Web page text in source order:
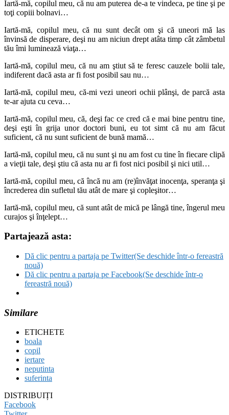
Iartă-mă, copilul meu, că nu am puterea de-a te vindeca, pe tine şi pe
toţi copiii bolnavi…
Iartă-mă, copilul meu, că nu sunt decât om şi că uneori mă las
învinsă de disperare, deşi nu am niciun drept atâta timp cât zâmbetul
tău îmi luminează viaţa…
Iartă-mă, copilul meu, că nu am ştiut să te feresc cauzele bolii tale,
indiferent dacă asta ar fi fost posibil sau nu…
Iartă-mă, copilul meu, că-mi vezi uneori ochii plânşi, de parcă asta
te-ar ajuta cu ceva…
Iartă-mă, copilul meu, că, deşi fac ce cred că e mai bine pentru tine,
deşi eşti în grija unor doctori buni, eu tot simt că nu am făcut
suficient, că nu sunt suficient de bună mamă…
Iartă-mă, copilul meu, că nu sunt şi nu am fost cu tine în fiecare clipă
a vieţii tale, deşi ştiu că asta nu ar fi fost nici posibil şi nici util…
Iartă-mă, copilul meu, că încă nu am (re)învăţat inocenţa, speranţa şi
încrederea din sufletul tău atât de mare şi copleşitor…
Iartă-mă, copilul meu, că sunt atât de mică pe lângă tine, îngerul meu
curajos şi înţelept…
Partajează asta:
Dă clic pentru a partaja pe Twitter(Se deschide într-o fereastră
nouă)
Dă clic pentru a partaja pe Facebook(Se deschide într-o
fereastră nouă)
Similare
ETICHETE
boala
copil
iertare
neputinta
suferinta
DISTRIBUIȚI
Facebook